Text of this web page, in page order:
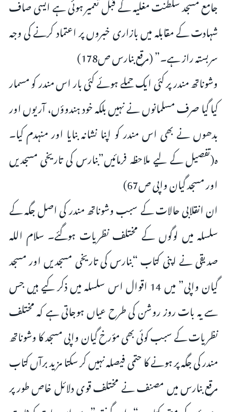
جامع مسجد سلطنت مغلیہ کے قبل تعمیر ہوئی ہے ایسی صاف
شہادت کے مقابلہ میں بازاری خبروں پر اعتماد کرنے کی وجہ
سربستہ راز ہے۔” (مرقع بنارس ص178)
وشوناتھ مندر پر کئی ایک حملے ہوئے کئی بار اس مندر کو مسمار
کیا گیا صرف مسلمانوں نے نہیں بلکہ خود ہندوؤں، آریوں اور
بدھوں نے بھی اس مندر کو اپنا نشانہ بنایا اور منہدم کیا۔
ہ(تفصیل کے لیے ملاحظہ فرمائیں”بنارس کی تاریخی مسجدیں
اور مسجد گیان واپی ص67)
ان انقلابی حالات کے سبب وشوناتھ مندر کی اصل جگہ کے
سلسلہ میں لوگوں کے مختلف نظریات ہوگئے۔ سلام اللہ
صدیقی نے اپنی کتاب “بنارس کی تاریخی مسجدیں اور مسجد
گیان واپی” میں 14 اقوال اس سلسلہ میں ذکر کیے ہیں جس
سے یہ بات روز روشن کی طرح عیاں ہوجاتی ہے کہ مختلف
نظریات کے سبب کوئی بھی مؤرخ گیان واپی مسجد کا وشوناتھ
مندر کی جگہ پر ہونے کا حتمی فیصلہ نہیں کر سکتا مزید برآں کتاب
مرقع بنارس میں مصنف نے مختلف قوی دلائل خاص طور پر